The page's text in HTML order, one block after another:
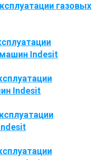
газовых
Indesit
Indesit